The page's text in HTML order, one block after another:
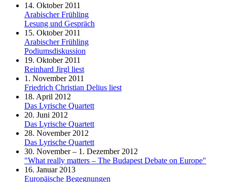
14. Oktober 2011
Arabischer Frühling
Lesung und Gespräch
15. Oktober 2011
Arabischer Frühling
Podiumsdiskussion
19. Oktober 2011
Reinhard Jirgl liest
1. November 2011
Friedrich Christian Delius liest
18. April 2012
Das Lyrische Quartett
20. Juni 2012
Das Lyrische Quartett
28. November 2012
Das Lyrische Quartett
30. November – 1. Dezember 2012
"What really matters – The Budapest Debate on Europe"
16. Januar 2013
Europäische Begegnungen